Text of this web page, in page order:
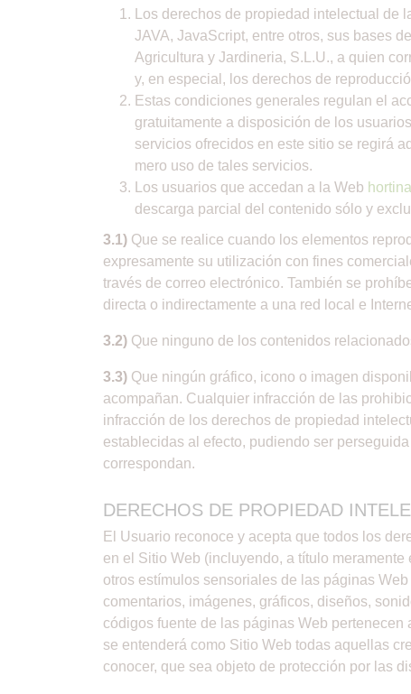
Los derechos de propiedad intelectual
JAVA, JavaScript, entre otros, sus bases
Agricultura y Jardineria, S.L.U., a quien
y, en especial, los derechos de
Estas condiciones generales regulan el
gratuitamente a disposición de los
servicios ofrecidos en este sitio se regirá
mero uso de tales servicios.
Los usuarios que accedan a la Web
descarga parcial del contenido sólo y
3.1)Que se realice cuando los elementos
expresamente su utilización con fines
través de correo electrónico. También se
directa o indirectamente a una red local e
3.2)Que ninguno de los contenidos
3.3)Que ningún gráfico, icono o imagen
acompañan. Cualquier infracción de las
infracción de los derechos de propiedad
establecidas al efecto, pudiendo ser
correspondan.
DERECHOS DE PROPIEDAD
El Usuario reconoce y acepta que todos los
en el Sitio Web (incluyendo, a título
otros estímulos sensoriales de las páginas
comentarios, imágenes, gráficos, diseños,
códigos fuente de las páginas Web
se entenderá como Sitio Web todas aquellas
conocer, que sea objeto de protección por las